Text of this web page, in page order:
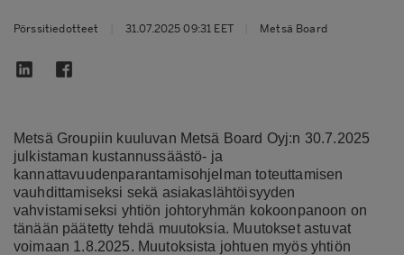
Pörssitiedotteet 31.07.2025 09:31 EET Metsä Board
Metsä Groupiin kuuluvan Metsä Board Oyj:n 30.7.2025
julkistaman kustannussäästö- ja
kannattavuudenparantamisohjelman toteuttamisen
vauhdittamiseksi sekä asiakaslähtöisyyden
vahvistamiseksi yhtiön johtoryhmän kokoonpanoon on
tänään päätetty tehdä muutoksia. Muutokset astuvat
voimaan 1.8.2025. Muutoksista johtuen myös yhtiön